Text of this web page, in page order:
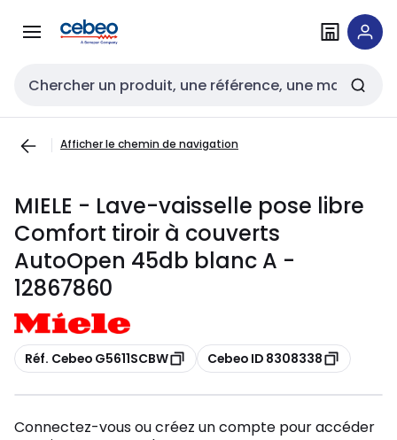
navigationau
Entrée de recherche
Afficher le chemin de navigation
MIELE - Lave-vaisselle pose libre
Comfort tiroir à couverts
AutoOpen 45db blanc A -
12867860
Copier
Réf. Cebeo G5611SCBW Copier
Cebeo ID 8308338
Connectez-vous ou créez un compte pour accéder